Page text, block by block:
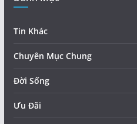
Tin Khác
Chuyên Mục Chung
Đời Sống
Ưu Đãi